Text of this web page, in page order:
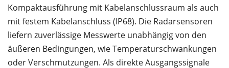
Kompaktausführung mit Kabelanschlussraum als auch
mit festem Kabelanschluss (IP68). Die Radarsensoren
liefern zuverlässige Messwerte unabhängig von den
äußeren Bedingungen, wie Temperaturschwankungen
oder Verschmutzungen. Als direkte Ausgangssignale